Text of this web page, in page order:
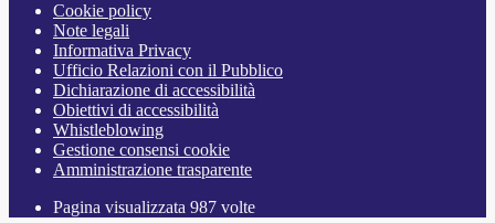
Cookie policy
Note legali
Informativa Privacy
Ufficio Relazioni con il Pubblico
Dichiarazione di accessibilità
Obiettivi di accessibilità
Whistleblowing
Gestione consensi cookie
Amministrazione trasparente
Pagina visualizzata 987 volte